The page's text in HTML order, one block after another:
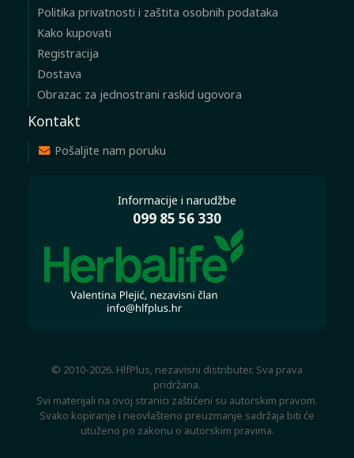
Politika privatnosti i zaštita osobnih podataka
Kako kupovati
Registracija
Dostava
Obrazac za jednostrani raskid ugovora
Kontakt
Pošaljite nam poruku
Informacije i narudžbe
099 85 56 330
© 2010-2026. HlfPlus, nezavisni distributer. Sva prava
pridržana.
Svi materijali na ovoj stranici zaštićeni su autorskim pravom.
Svako kopiranje i neovlašteno preuzmanje sadržaja biti će
utuženo po zakonu o autorskim pravima.